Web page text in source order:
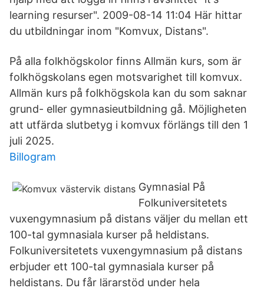
learning resurser". 2009-08-14 11:04 Här hittar
du utbildningar inom "Komvux, Distans".
På alla folkhögskolor finns Allmän kurs, som är
folkhögskolans egen motsvarighet till komvux.
Allmän kurs på folkhögskola kan du som saknar
grund- eller gymnasieutbildning gå. Möjligheten
att utfärda slutbetyg i komvux förlängs till den 1
juli 2025.
Billogram
Gymnasial På
Folkuniversitetets
vuxengymnasium på distans väljer du mellan ett
100-tal gymnasiala kurser på heldistans.
Folkuniversitetets vuxengymnasium på distans
erbjuder ett 100-tal gymnasiala kurser på
heldistans. Du får lärarstöd under hela